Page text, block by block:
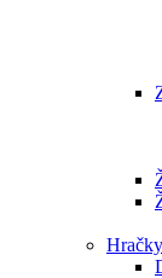
Hračky